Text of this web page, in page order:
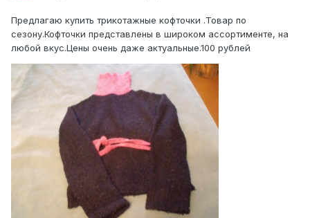
Предлагаю купить трикотажные кофточки .Товар по
сезону.Кофточки представлены в широком ассортименте, на
любой вкус.Цены очень даже актуальные.100 рублей